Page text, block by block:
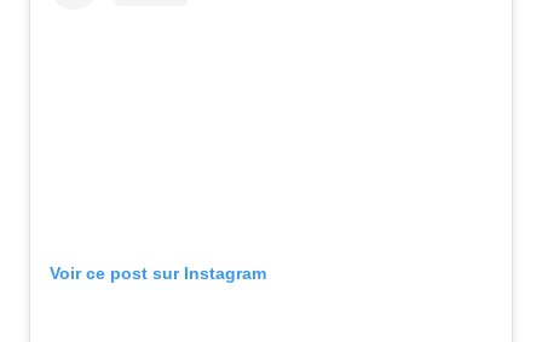
Voir ce post sur Instagram